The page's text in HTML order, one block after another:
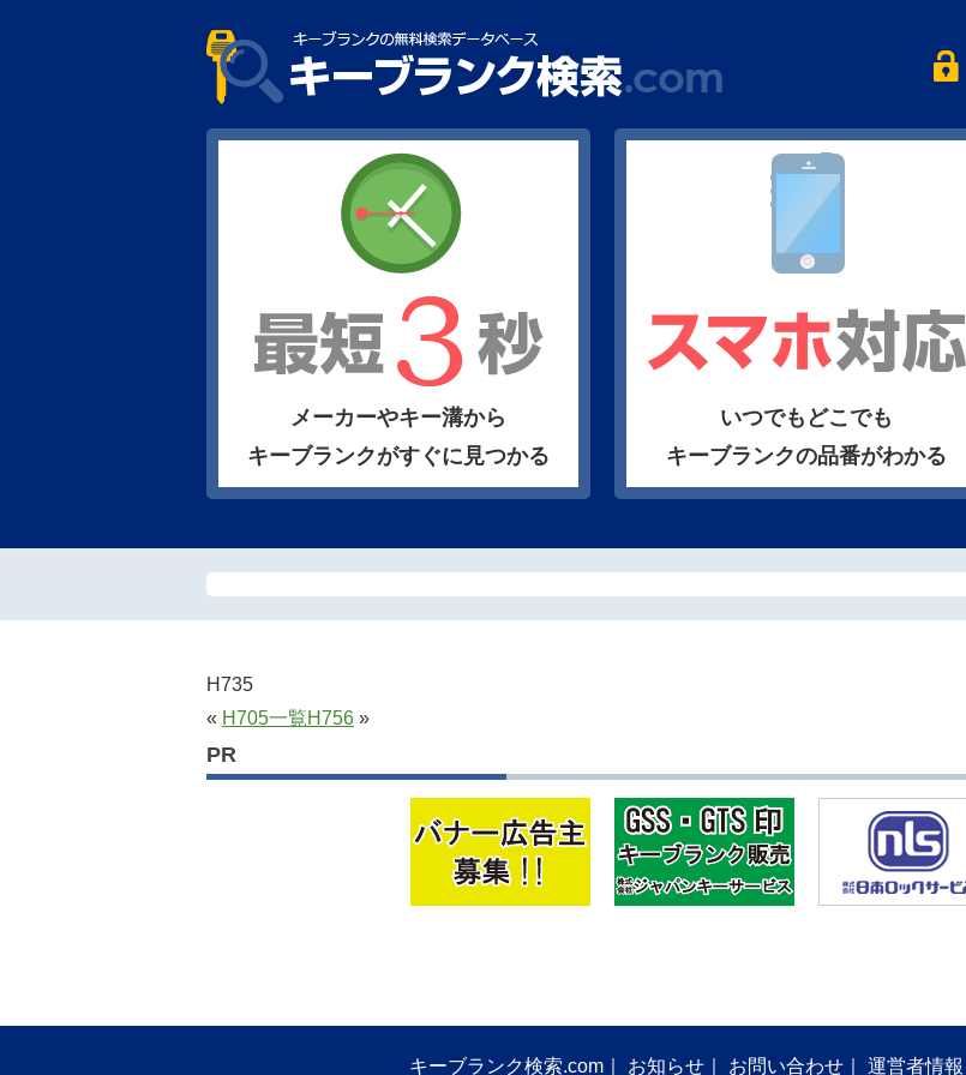
メーカーやキー溝から
キーブランクがすぐに見つかる
いつでもどこでも
キーブランクの品番がわかる
H735
« H705一覧H756 »
PR
キーブランク検索.com お知らせ お問い合わせ 運営者情報